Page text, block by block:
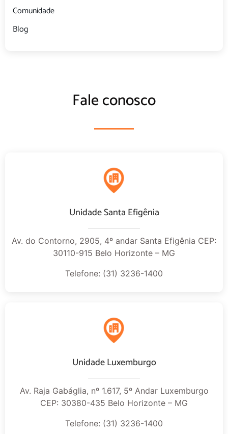
Comunidade
Blog
Fale conosco
Unidade Santa Efigênia
Av. do Contorno, 2905, 4º andar Santa Efigênia CEP:
30110-915 Belo Horizonte – MG
Telefone: (31) 3236-1400
Unidade Luxemburgo
Av. Raja Gabáglia, nº 1.617, 5º Andar Luxemburgo
CEP: 30380-435 Belo Horizonte – MG
Telefone: (31) 3236-1400